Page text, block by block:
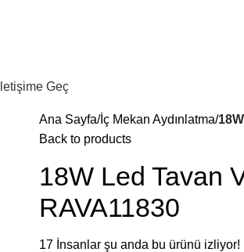
İletişime Geç
Ana Sayfa İç Mekan Aydınlatma
Back to products
18W Led Tavan
RAVA11830
17 İnsanlar şu anda bu ürünü izliyor!